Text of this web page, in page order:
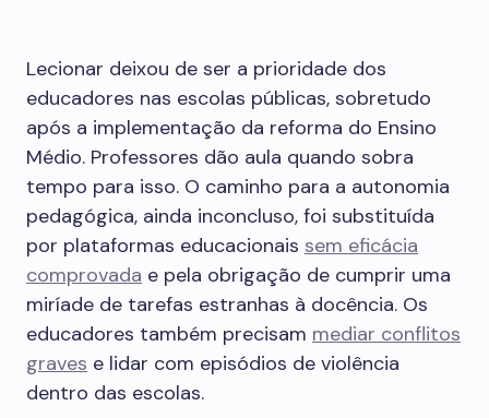
Lecionar deixou de ser a prioridade dos
educadores nas escolas públicas, sobretudo
após a implementação da reforma do Ensino
Médio. Professores dão aula quando sobra
tempo para isso. O caminho para a autonomia
pedagógica, ainda inconcluso, foi substituída
por plataformas educacionais sem eficácia
comprovada e pela obrigação de cumprir uma
miríade de tarefas estranhas à docência. Os
educadores também precisam mediar conflitos
graves e lidar com episódios de violência
dentro das escolas.